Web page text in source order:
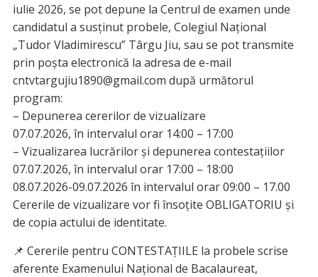
iulie 2026, se pot depune la Centrul de examen unde
candidatul a susținut probele, Colegiul Național
„Tudor Vladimirescu” Târgu Jiu, sau se pot transmite
prin poșta electronică la adresa de e-mail
cntvtargujiu1890@gmail.com după următorul
program:
– Depunerea cererilor de vizualizare
07.07.2026, în intervalul orar 14:00 – 17:00
– Vizualizarea lucrărilor și depunerea contestațiilor
07.07.2026, în intervalul orar 17:00 – 18:00
08.07.2026-09.07.2026 în intervalul orar 09:00 – 17.00
Cererile de vizualizare vor fi însoțite OBLIGATORIU și
de copia actului de identitate.
📌 Cererile pentru CONTESTAȚIILE la probele scrise
aferente Examenului Național de Bacalaureat,